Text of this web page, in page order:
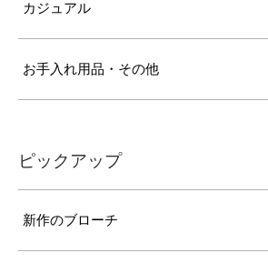
カジュアル
お手入れ用品・その他
ピックアップ
新作のブローチ